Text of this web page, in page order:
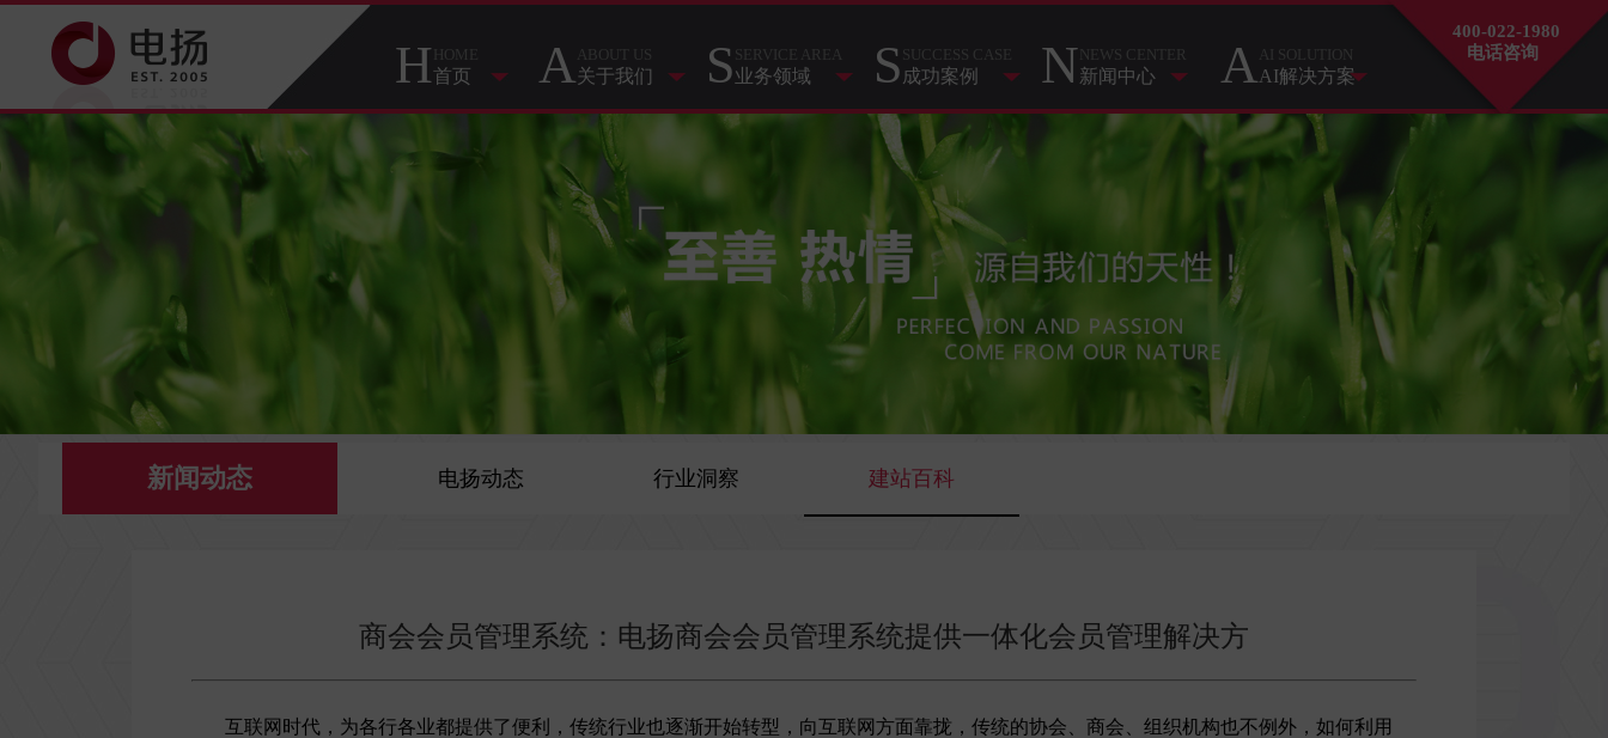
H HOME
首页 A ABOUT US
关于我们 S SERVICE AREA
业务领域 S SUCCESS CASE
成功案例 N NEWS CENTER
新闻中心 A AI SOLUTION
AI解决方案
400-022-1980
电话咨询
新闻动态 电扬动态 行业洞察 建站百科
商会会员管理系统：电扬商会会员管理系统提供一体化会员管理解决方
互联网时代，为各行各业都提供了便利，传统行业也逐渐开始转型，向互联网方面靠拢，传统的协会、商会、组织机构也不例外，如何利用